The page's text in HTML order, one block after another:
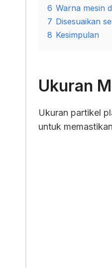
6 Warna mesin
7 Disesuaikan
8 Kesimpulan
Ukuran
Ukuran partikel
untuk